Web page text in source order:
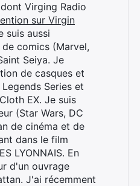
Virging Radio
sur Virgin
suis aussi
comics (Marvel,
Seiya. Je
de casques et
Series et
EX. Je suis
(Star Wars, DC
de cinéma et de
dans le film
LYONNAIS. En
d'un ouvrage
J'ai récemment